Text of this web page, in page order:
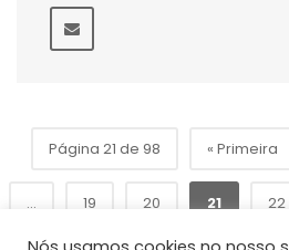
Página 21 de 98 « Primeira
... 19 20 21 22